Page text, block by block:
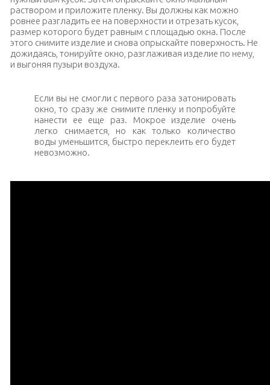
раствором и приложите пленку. Вы должны как можно
ровнее разгладить ее на поверхности и отрезать кусок,
размер которого будет равным с площадью окна. После
этого снимите изделие и снова опрыскайте поверхность. Не
дожидаясь, тонируйте окно, разглаживая изделие по нему,
и выгоняя пузыри воздуха.
Если вы не смогли с первого раза затонировать
окно, то сразу же снимите пленку и попробуйте
нанести ее еще раз. Мокрое изделие очень
легко снимается, но как только количество
воды уменьшится, быстро переклеить его будет
невозможно.